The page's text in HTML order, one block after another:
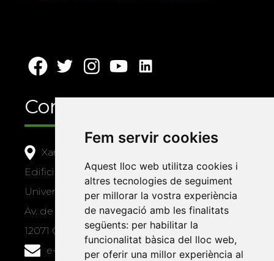
Fem servir cookies
Aquest lloc web utilitza cookies i
altres tecnologies de seguiment
per millorar la vostra experiència
de navegació amb les finalitats
següents: per habilitar la
funcionalitat bàsica del lloc web,
per oferir una millor experiència al
Contacte
Xarxa Vives d'Universitats
Edifici Àgora
Universitat Jaume I, local 10
Av. de Vicent Sos Baynat, s/n
12071 Castelló de la Plana
e-buc@vives.org